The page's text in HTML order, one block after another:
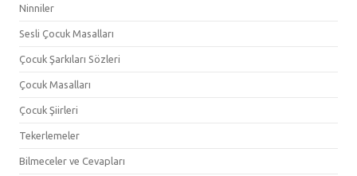
Ninniler
Sesli Çocuk Masalları
Çocuk Şarkıları Sözleri
Çocuk Masalları
Çocuk Şiirleri
Tekerlemeler
Bilmeceler ve Cevapları